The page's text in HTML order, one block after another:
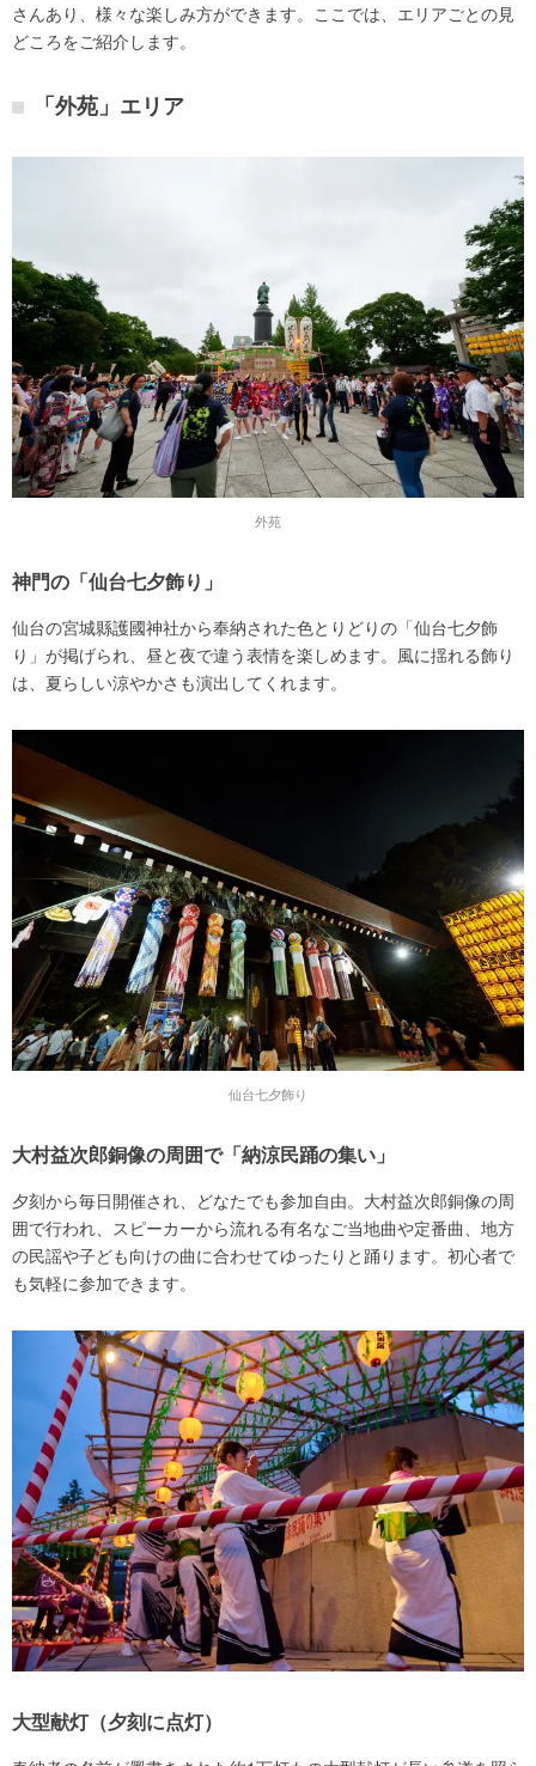
さんあり、様々な楽しみ方ができます。ここでは、エリアごとの見
どころをご紹介します。
「外苑」エリア
外苑
神門の「仙台七夕飾り」
仙台の宮城縣護國神社から奉納された色とりどりの「仙台七夕飾
り」が掲げられ、昼と夜で違う表情を楽しめます。風に揺れる飾り
は、夏らしい涼やかさも演出してくれます。
仙台七夕飾り
大村益次郎銅像の周囲で「納涼民踊の集い」
夕刻から毎日開催され、どなたでも参加自由。大村益次郎銅像の周
囲で行われ、スピーカーから流れる有名なご当地曲や定番曲、地方
の民謡や子ども向けの曲に合わせてゆったりと踊ります。初心者で
も気軽に参加できます。
大型献灯（夕刻に点灯）